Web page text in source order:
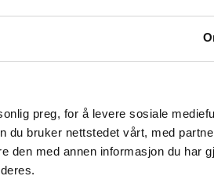
preg, for å levere sosiale
du bruker nettstedet vårt, med
den med annen informasjon du har